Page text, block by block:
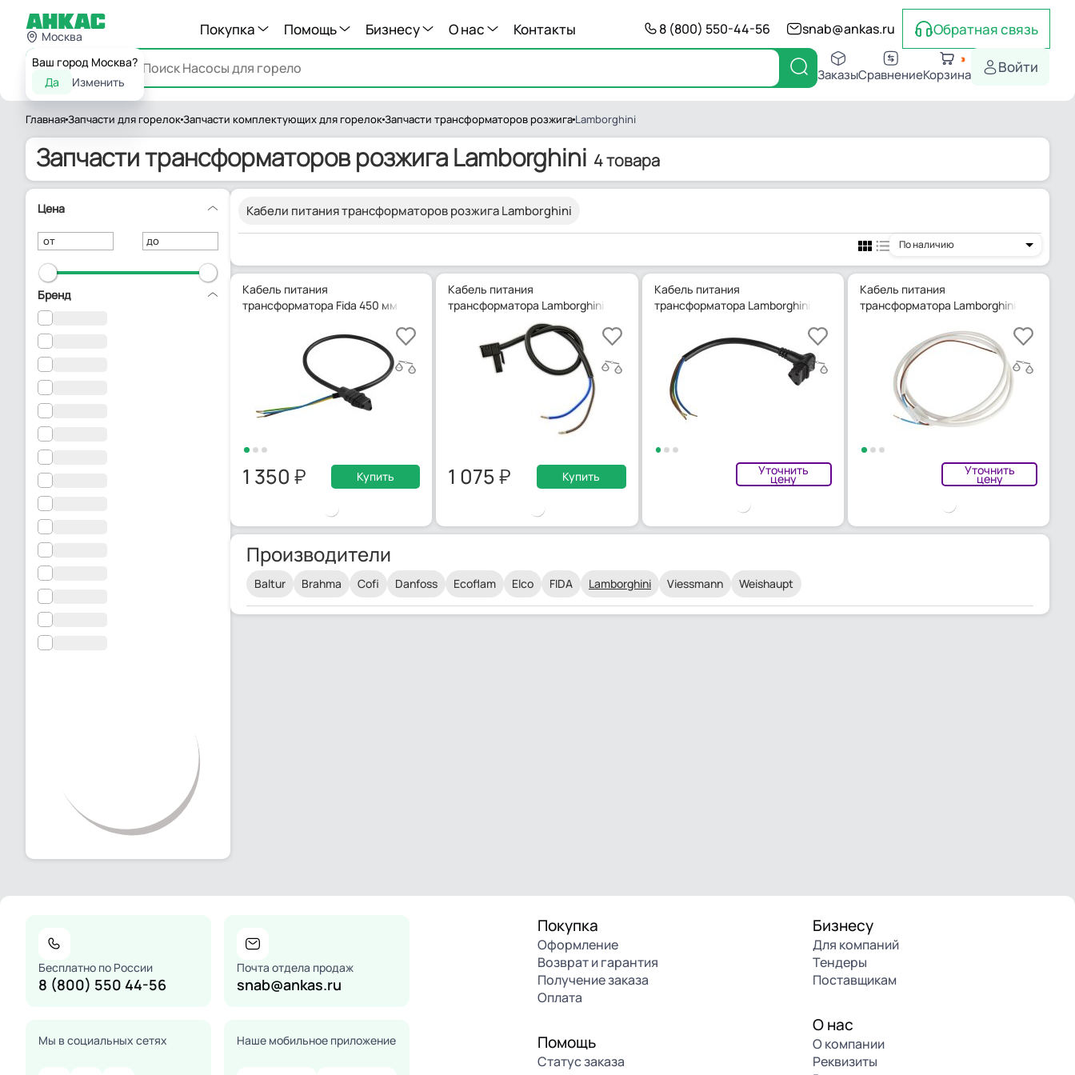
Москва
Ваш город Москва?
Да
Изменить
Покупка Помощь Бизнесу О нас Контакты 8 (800) 550-44-56 snab@ankas.ru Обратная связь
Каталог ЗаказыСравнениеКорзина Войти
ГлавнаяЗапчасти для горелокЗапчасти комплектующих для горелокЗапчасти трансформаторов розжига Lamborghini
Запчасти трансформаторов розжига Lamborghini 4 товара
Цена
от до
Бренд
Кабели питания трансформаторов розжига Lamborghini
По наличию
Кабель питания
трансформатора Fida 450 мм треугольный
1 350 Купить
Кабель питания
трансформатора Lamborghini 330 мм, 01112050
1 075 Купить
Кабель питания
трансформатора Lamborghini, Z301109480
Уточнить
цену
Кабель питания
трансформатора Lamborghini 1200 мм,
Уточнить
цену
Производители
Baltur Brahma Cofi Danfoss Ecoflam Elco FIDA Lamborghini Viessmann Weishaupt
Бесплатно по России
8 (800) 550 44-56
Почта отдела продаж
snab@ankas.ru
Мы в социальных сетях Наше мобильное приложение
Покупка
Оформление
Возврат и гарантия
Получение заказа
Оплата
Помощь
Статус заказа
Бизнесу
Для компаний
Тендеры
Поставщикам
О нас
О компании
Реквизиты